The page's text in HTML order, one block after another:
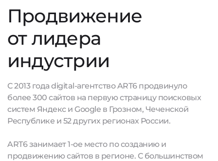
Продвижение
от лидера
индустрии
С 2013 года digital-агентство ART6 продвинуло
более 300 сайтов на первую страницу поисковых
систем Яндекс и Google в Грозном, Чеченской
Республике и 52 других регионах России.
ART6 занимает 1-ое место по созданию и
продвижению сайтов в регионе. С большинством